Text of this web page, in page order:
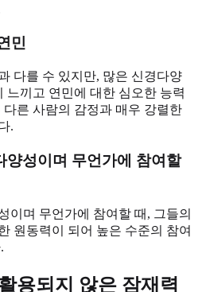
민
다를 수 있지만, 많은 신경다양
느끼고 연민에 대한 심오한 능력
른 사람의 감정과 매우 강렬한
.
양성이며 무언가에 참여할
이며 무언가에 참여할 때, 그들의
원동력이 되어 높은 수준의 참여
용되지 않은 잠재력